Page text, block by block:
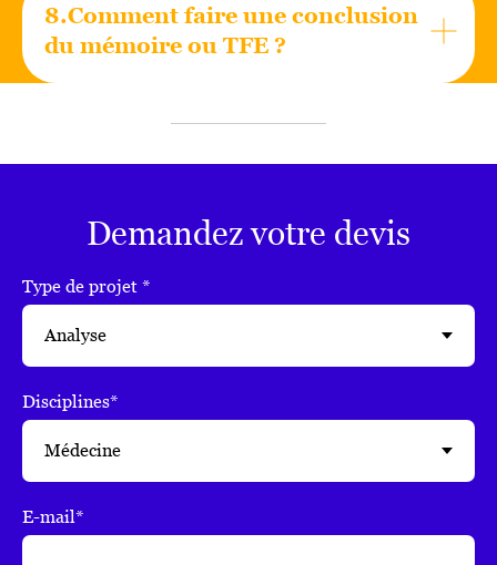
8.Comment faire une conclusion
du mémoire ou TFE ?
Demandez votre devis
Type de projet *
Disciplines*
E-mail*